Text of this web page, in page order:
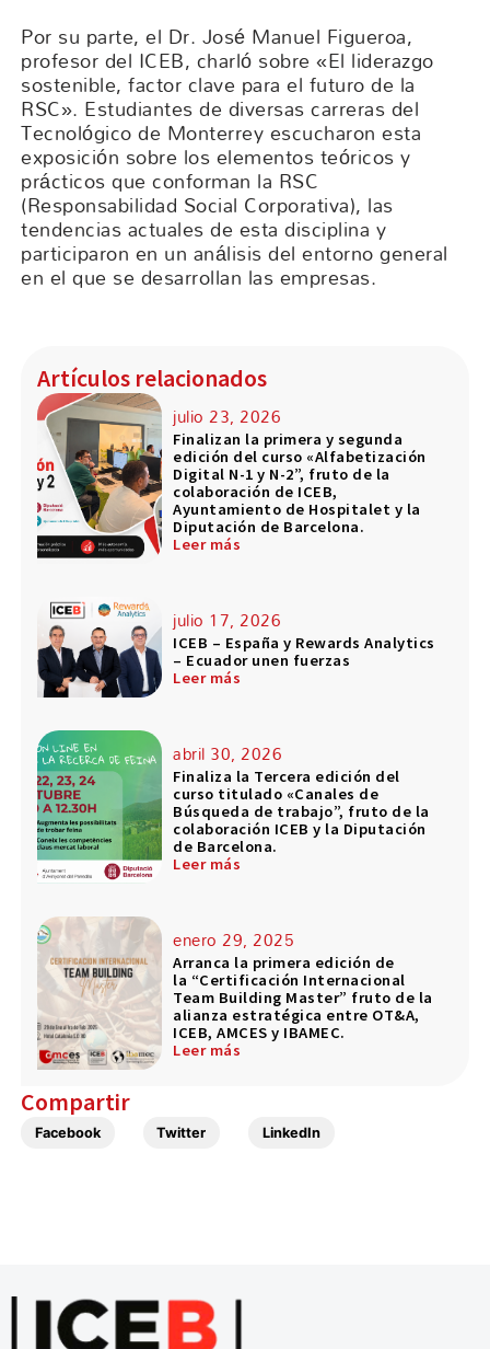
Por su parte, el Dr. José Manuel Figueroa,
profesor del ICEB, charló sobre «El liderazgo
sostenible, factor clave para el futuro de la
RSC». Estudiantes de diversas carreras del
Tecnológico de Monterrey escucharon esta
exposición sobre los elementos teóricos y
prácticos que conforman la RSC
(Responsabilidad Social Corporativa), las
tendencias actuales de esta disciplina y
participaron en un análisis del entorno general
en el que se desarrollan las empresas.
Artículos relacionados
julio 23, 2026
Finalizan la primera y segunda
edición del curso «Alfabetización
Digital N-1 y N-2”, fruto de la
colaboración de ICEB,
Ayuntamiento de Hospitalet y la
Diputación de Barcelona.
Leer más
julio 17, 2026
ICEB – España y Rewards Analytics
– Ecuador unen fuerzas
Leer más
abril 30, 2026
Finaliza la Tercera edición del
curso titulado «Canales de
Búsqueda de trabajo”, fruto de la
colaboración ICEB y la Diputación
de Barcelona.
Leer más
enero 29, 2025
Arranca la primera edición de
la “Certificación Internacional
Team Building Master” fruto de la
alianza estratégica entre OT&A,
ICEB, AMCES y IBAMEC.
Leer más
Compartir
Facebook Twitter LinkedIn